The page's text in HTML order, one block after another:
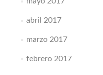
abril 2017
marzo 2017
febrero 2017